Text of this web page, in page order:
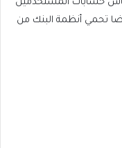
حسابات المستخدمين
تحمي أنظمة البنك من